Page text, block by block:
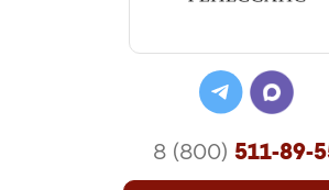
8 (800) 511-89-